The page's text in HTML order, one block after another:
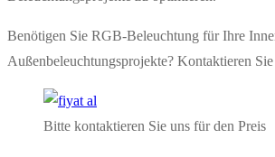
Benötigen Sie RGB-Beleuchtung für Ihre
Außenbeleuchtungsprojekte? Kontaktieren
Bitte kontaktieren Sie uns für den Preis